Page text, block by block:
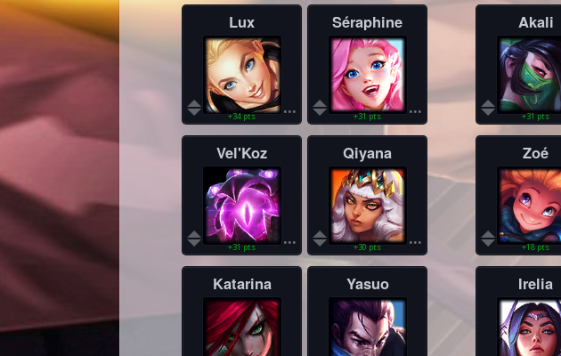
Lux
...
+34 pts
Séraphine
...
+31 pts
Vel'Koz
...
+31 pts
Qiyana
...
+30 pts
Katarina Yasuo
Akali
+31 pts
Zoé
+18 pts
Irelia